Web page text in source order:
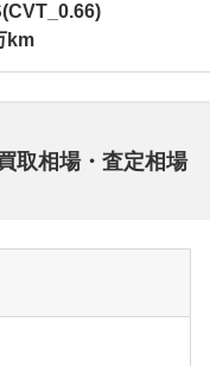
km
取相場・査定相場